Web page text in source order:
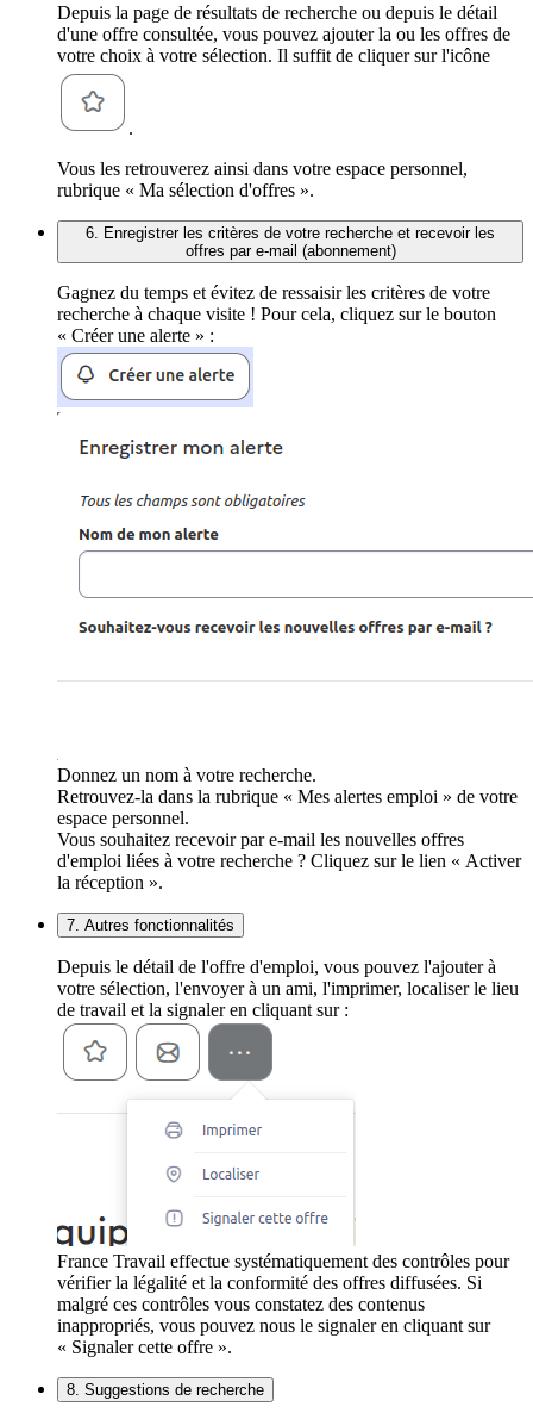
Depuis la page de résultats de recherche ou depuis le détail
d'une offre consultée, vous pouvez ajouter la ou les offres de
votre choix à votre sélection. Il suffit de cliquer sur l'icône
.
Vous les retrouverez ainsi dans votre espace personnel,
rubrique « Ma sélection d'offres ».
6. Enregistrer les critères de votre recherche et recevoir les
offres par e-mail (abonnement)
Gagnez du temps et évitez de ressaisir les critères de votre
recherche à chaque visite ! Pour cela, cliquez sur le bouton
« Créer une alerte » :
Donnez un nom à votre recherche.
Retrouvez-la dans la rubrique « Mes alertes emploi » de votre
espace personnel.
Vous souhaitez recevoir par e-mail les nouvelles offres
d'emploi liées à votre recherche ? Cliquez sur le lien « Activer
la réception ».
7. Autres fonctionnalités
Depuis le détail de l'offre d'emploi, vous pouvez l'ajouter à
votre sélection, l'envoyer à un ami, l'imprimer, localiser le lieu
de travail et la signaler en cliquant sur :
France Travail effectue systématiquement des contrôles pour
vérifier la légalité et la conformité des offres diffusées. Si
malgré ces contrôles vous constatez des contenus
inappropriés, vous pouvez nous le signaler en cliquant sur
« Signaler cette offre ».
8. Suggestions de recherche